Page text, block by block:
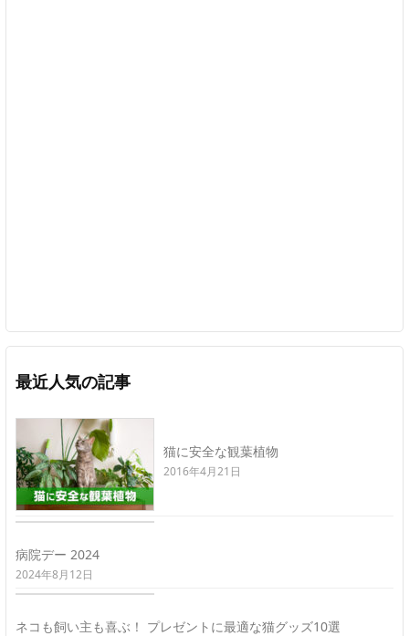
最近人気の記事
猫に安全な観葉植物
2016年4月21日
病院デー 2024
2024年8月12日
ネコも飼い主も喜ぶ！ プレゼントに最適な猫グッズ10選